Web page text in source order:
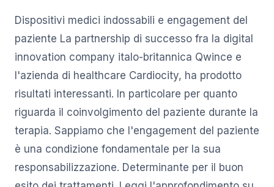
Dispositivi medici indossabili e engagement del
paziente La partnership di successo fra la digital
innovation company italo-britannica Qwince e
l'azienda di healthcare Cardiocity, ha prodotto
risultati interessanti. In particolare per quanto
riguarda il coinvolgimento del paziente durante la
terapia. Sappiamo che l'engagement del paziente
è una condizione fondamentale per la sua
responsabilizzazione. Determinante per il buon